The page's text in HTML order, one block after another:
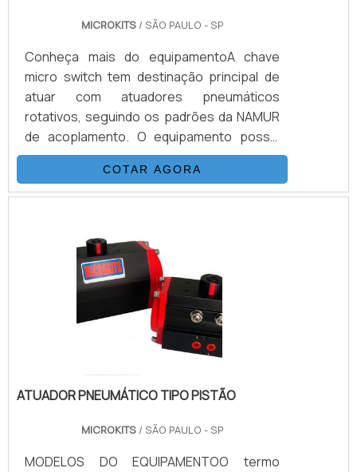
MICROKITS/ SÃO PAULO - SP
Conheça mais do equipamentoA chave
micro switch tem destinação principal de
atuar com atuadores pneumáticos
rotativos, seguindo os padrões da NAMUR
de acoplamento. O equipamento possui
possibilidades variadas na realização de
contatos mecânicos ou indutivos. Também
oferece condições para uso com um, dois,
um único monitor e trazendo inúmeras
possibilidades.O equipamento chave micro
tipo switch série MB600 é construído a
partir de materiais nobre e, garant.
COTAR AGORA
ATUADOR PNEUMÁTICO TIPO PISTÃO
MICROKITS/ SÃO PAULO - SP
MODELOS DO EQUIPAMENTOO termo